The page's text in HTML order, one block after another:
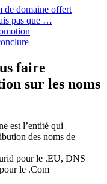
de domaine offert
pas que …
faire
sur les noms
est l’entité qui
des noms de
pour le .EU, DNS
le .Com